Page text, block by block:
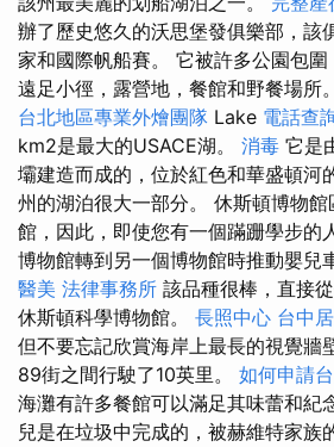
辦了歷史悠久的沃思堡發俱樂部，該
家和國際帆船賽。 它被許多公園包
遠足小徑，露營地，餐館和野餐場所。
台北地區專業外燴團隊 Lake 電話查
km2是最大的USACE湖。 消毒 它是
壩建造而成的，位於紅色和華盛頓河
州的湖泊很大一部分。 休斯頓博物
館，因此，即使您有一個蹣跚學步的
博物館轉到另一個博物館時推動嬰兒
醫美 法律事務所 該品種很棒，直接
休斯頓科學博物館。 長照中心 台中
但不要忘記欣賞海岸上最長的視覺牆
89街之間行駛了10英里。 如何申請
海灘有許多餐館可以滿足其味蕾和紀
兒是在垃圾中完成的，被赫維特家